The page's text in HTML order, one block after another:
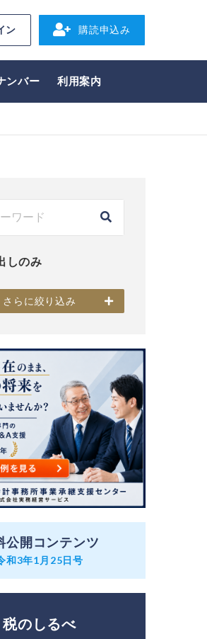
ン 購読申込み
ンバー 利用案内
しのみ
さらに絞り込み
公開コンテンツ
和3年1月25日号
税のしるべ